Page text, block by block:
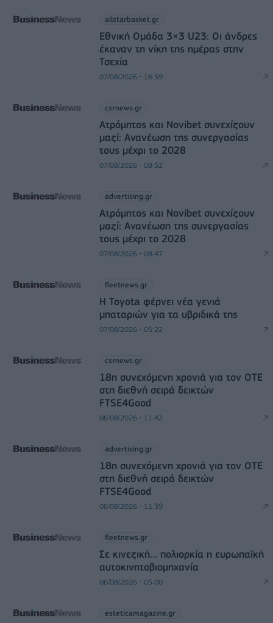
allstarbasket.gr
Εθνική Ομάδα 3×3 U23: Οι άνδρες
έκαναν τη νίκη της ημέρας στην
Τσεχία
07/08/2026 - 16:59
csrnews.gr
Ατρόμητος και Novibet συνεχίζουν
μαζί: Ανανέωση της συνεργασίας
τους μέχρι το 2028
07/08/2026 - 08:52
advertising.gr
Ατρόμητος και Novibet συνεχίζουν
μαζί: Ανανέωση της συνεργασίας
τους μέχρι το 2028
07/08/2026 - 08:47
fleetnews.gr
Η Toyota φέρνει νέα γενιά
μπαταριών για τα υβριδικά της
07/08/2026 - 05:22
csrnews.gr
18η συνεχόμενη χρονιά για τον ΟΤΕ
στη διεθνή σειρά δεικτών
FTSE4Good
06/08/2026 - 11:42
advertising.gr
18η συνεχόμενη χρονιά για τον ΟΤΕ
στη διεθνή σειρά δεικτών
FTSE4Good
06/08/2026 - 11:39
fleetnews.gr
Σε κινεζική… πολιορκία η ευρωπαϊκή
αυτοκινητοβιομηχανία
06/08/2026 - 05:00
esteticamagazine.gr